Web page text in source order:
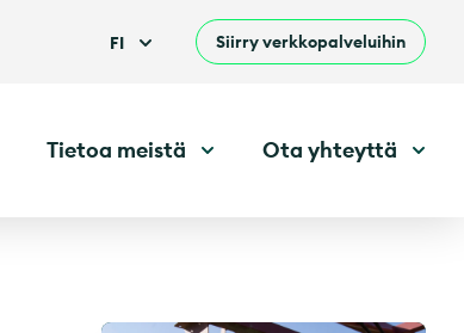
FI Siirry verkkopalveluihin
Tietoa meistä Ota yhteyttä